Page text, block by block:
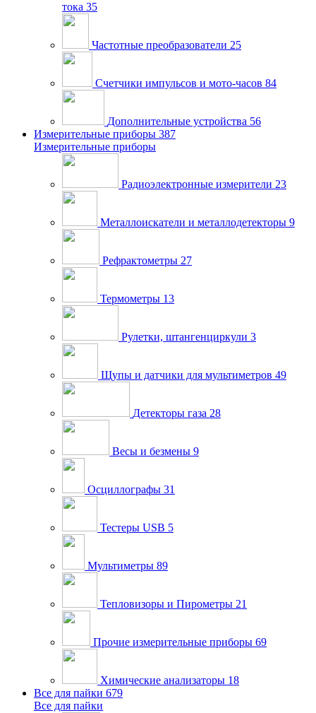
тока 35
Частотные преобразователи 25
Счетчики импульсов и мото-часов 84
Дополнительные устройства 56
Измерительные приборы 387
Измерительные приборы
Радиоэлектронные измерители 23
Металлоискатели и металлодетекторы 9
Рефрактометры 27
Термометры 13
Рулетки, штангенциркули 3
Щупы и датчики для мультиметров 49
Детекторы газа 28
Весы и безмены 9
Осциллографы 31
Тестеры USB 5
Мультиметры 89
Тепловизоры и Пирометры 21
Прочие измерительные приборы 69
Химические анализаторы 18
Все для пайки 679
Все для пайки